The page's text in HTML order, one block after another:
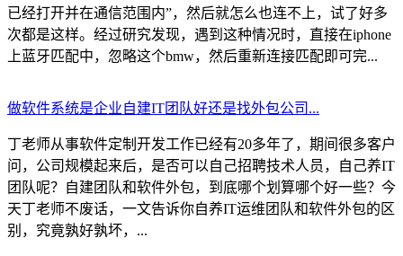
已经打开并在通信范围内”，然后就怎么也连不上，试了好多
次都是这样。经过研究发现，遇到这种情况时，直接在iphone
上蓝牙匹配中，忽略这个bmw，然后重新连接匹配即可完...
做软件系统是企业自建IT团队好还是找外包公司...
丁老师从事软件定制开发工作已经有20多年了，期间很多客户
问，公司规模起来后，是否可以自己招聘技术人员，自己养IT
团队呢？自建团队和软件外包，到底哪个划算哪个好一些？今
天丁老师不废话，一文告诉你自养IT运维团队和软件外包的区
别，究竟孰好孰坏，...